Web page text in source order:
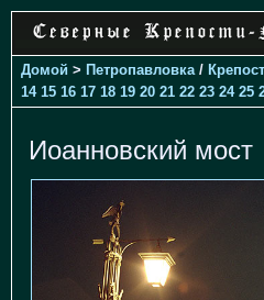
Домой > Петропавловка /
14 15 16 17 18 19 20 21 22 23 24 25
Иоанновский мост